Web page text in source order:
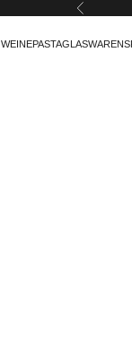
Zurück
WEINEPASTAGLASWAREN